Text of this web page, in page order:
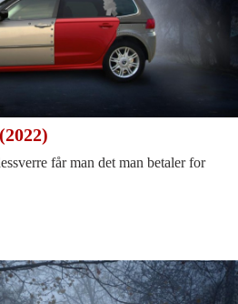
får man det man betaler for